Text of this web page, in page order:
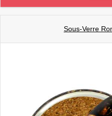
Sous-Verre